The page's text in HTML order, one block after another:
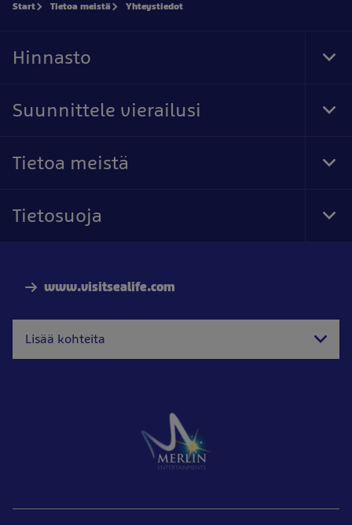
www.visitsealife.com
Lisää kohteita
Start Tietoa meistä Yhteystiedot
Hinnasto
Suunnittele vierailusi
Tietoa meistä
Tietosuoja